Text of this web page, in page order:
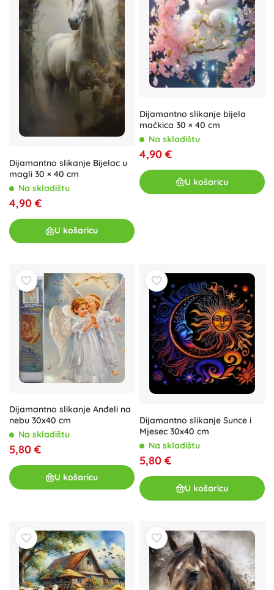
Dijamantno slikanje Bijelac u
magli 30 × 40 cm
Na skladištu
4,90 €
U košaricu
Dijamantno slikanje bijela
mačkica 30 × 40 cm
Na skladištu
4,90 €
U košaricu
Dijamantno slikanje Anđeli na
nebu 30x40 cm
Na skladištu
5,80 €
U košaricu
Dijamantno slikanje Sunce i
Mjesec 30x40 cm
Na skladištu
5,80 €
U košaricu